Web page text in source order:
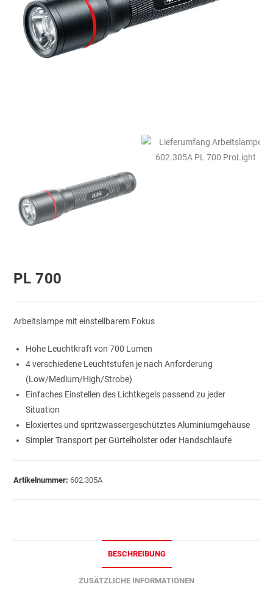
PL 700
Arbeitslampe mit einstellbarem Fokus
Hohe Leuchtkraft von 700 Lumen
4 verschiedene Leuchtstufen je nach Anforderung
(Low/Medium/High/Strobe)
Einfaches Einstellen des Lichtkegels passend zu jeder
Situation
Eloxiertes und spritzwassergeschütztes Aluminiumgehäuse
Simpler Transport per Gürtelholster oder Handschlaufe
Artikelnummer:602.305A
BESCHREIBUNG
ZUSÄTZLICHE INFORMATIONEN